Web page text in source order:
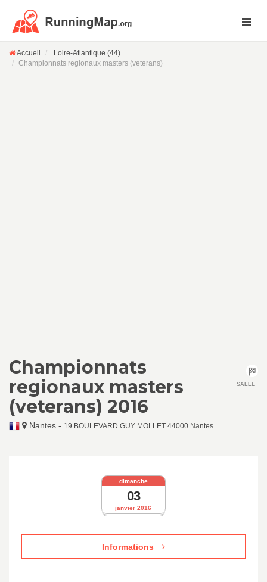
Accueil
Loire-Atlantique (44)
Championnats regionaux masters (veterans)
Championnats
regionaux masters
(veterans) 2016
Nantes - 19 BOULEVARD GUY MOLLET 44000 Nantes
SALLE
janvier 2016
dimanche
03
Informations